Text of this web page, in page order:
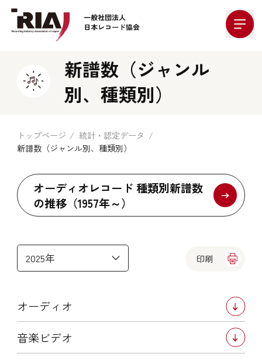
新譜数（ジャンル
別、種類別）
トップページ
統計・認定データ
新譜数（ジャンル別、種類別）
オーディオレコード 種類別新譜数
の推移（1957年～）
印刷
オーディオ
音楽ビデオ